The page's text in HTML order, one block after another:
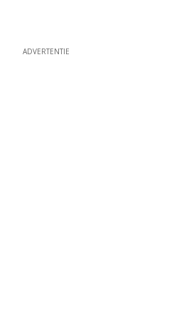
ADVERTENTIE